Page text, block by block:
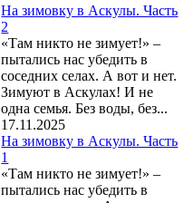
На зимовку в Аскулы. Часть
2
«Там никто не зимует!» –
пытались нас убедить в
соседних селах. А вот и нет.
Зимуют в Аскулах! И не
одна семья. Без воды, без...
17.11.2025
На зимовку в Аскулы. Часть
1
«Там никто не зимует!» –
пытались нас убедить в